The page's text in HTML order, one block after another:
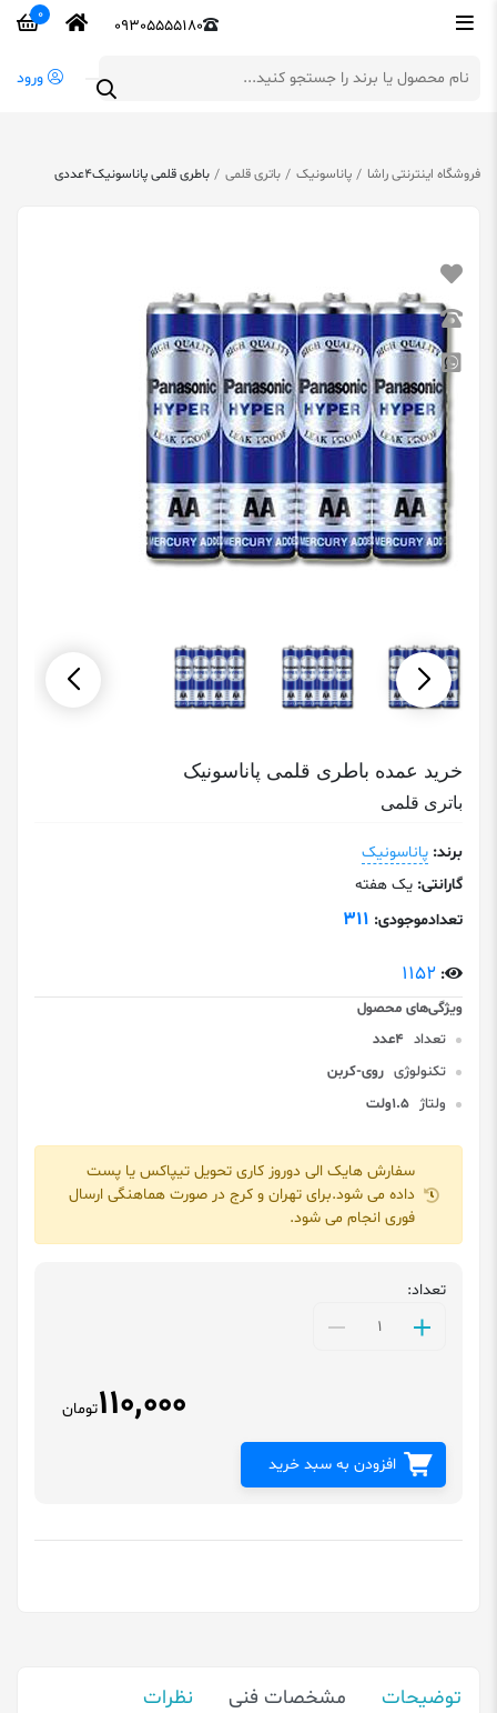
09305555180
0
ورود
فروشگاه اینترنتی راشا پاناسونیک باتری قلمی باطری قلمی پاناسونیک4عددی
خرید عمده باطری قلمی پاناسونیک
باتری قلمی
برند: پاناسونیک
گارانتی: یک هفته
تعدادموجودی: 311
:
1152
تعداد 4عدد
تکنولوژی روی-کربن
ولتاژ 1.5ولت
سفارش هایک الی دوروز کاری تحویل تیپاکس یا پست
داده می شود.برای تهران و کرج در صورت هماهنگی ارسال
فوری انجام می شود.
تعداد:
110,000تومان
افزودن به سبد خرید
توضیحات مشخصات فنی نظرات